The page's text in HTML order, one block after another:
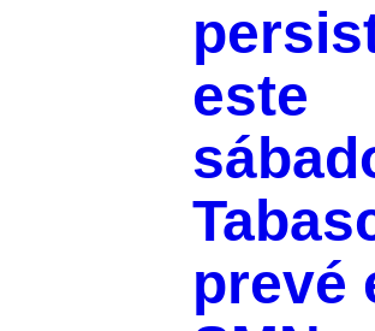
este
prevé